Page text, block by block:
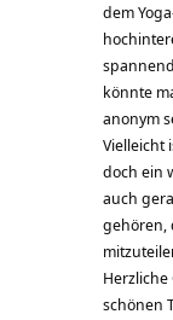
dem
könnte
anonym
Vielleicht
doch ein
auch
gehören,
schönen